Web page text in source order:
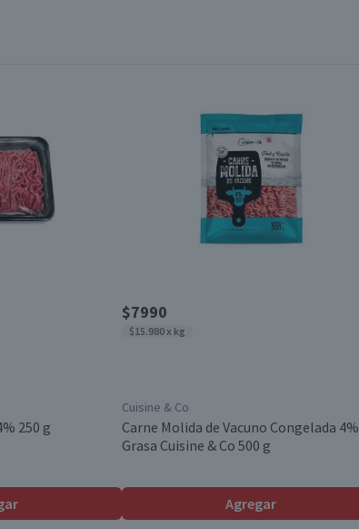
250 g
$7990
$15.980 x kg
Cuisine & Co
Carne Molida de Vacuno Congelada 4%
Grasa Cuisine & Co 500 g
Agregar